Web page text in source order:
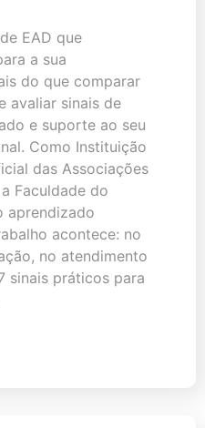
EAD que
a sua
do que comparar
avaliar sinais de
e suporte ao seu
Como Instituição
das Associações
Faculdade do
aprendizado
acontece: no
no atendimento
sinais práticos para